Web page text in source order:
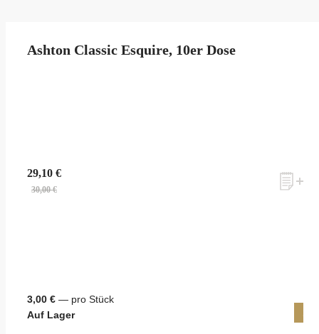
Ashton Classic Esquire, 10er Dose
30,00 €
29,10 €
3,00 € — pro Stück
Auf Lager